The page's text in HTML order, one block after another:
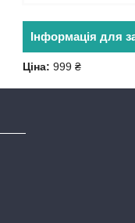
Інформація для
Ціна: 999 ₴